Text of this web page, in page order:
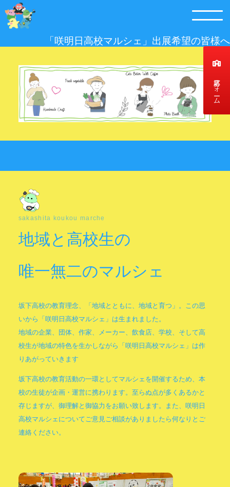
応募フォーム
「咲明日高校マルシェ」出展希望の皆様へ
地域と高校生の
唯一無二のマルシェ
sakashita koukou marche
坂下高校の教育理念、「地域とともに、地域と育つ」。この思
いから「咲明日高校マルシェ」は生まれました。
地域の企業、団体、作家、メーカー、飲食店、学校、そして高
校生が地域の特色を生かしながら「咲明日高校マルシェ」は作
りあがっていきます
坂下高校の教育活動の一環としてマルシェを開催するため、本
校の生徒が企画・運営に携わります。至らぬ点が多くあるかと
存じますが、御理解と御協力をお願い致します。また、咲明日
高校マルシェについてご意見ご相談がありましたら何なりとご
連絡ください。